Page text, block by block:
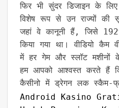
फिर भी सुंदर डिजाइन के
विशेष रूप से उन राज्यों की
जहां वे कानूनी हैं, जिसे 1929
किया गया था। वीडियो
में हर गेम और स्लॉट
हम आपको आश्वस्त करते हैं
कैसीनो में ड्रेगन लक स्कैम-
Android Kasino